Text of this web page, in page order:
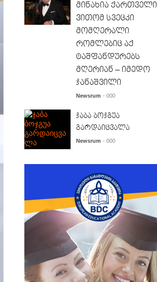
მინახია ქართველი
ვითომ სვეცკი
მომღერალი
რომლებიც აქ
ტაშფანდურებს
მღერიან – იმედო
ჯანაშვილი
Newsrum - 000
ჯაბა ბოჯგუა
გარდაიცვალა
Newsrum - 000